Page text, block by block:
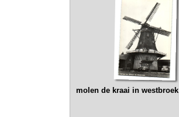
molen de kraai in westbroek